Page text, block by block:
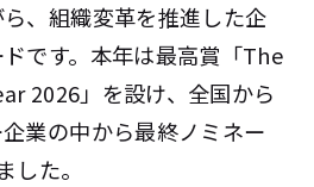
、組織変革を推進した企
です。本年は最高賞「The
2026」を設け、全国から
業の中から最終ノミネー
した。